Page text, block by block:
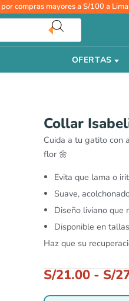
por compras mayores a S/100 a
OFERTAS
Collar
Cuida a tu gatito con
flor 🌼
Evita que lama o
Suave,
Diseño liviano que
Disponible en
Haz que su
S/21.00 - S/
Collar
Isabelino
Flor
Girasol
M
cantidad